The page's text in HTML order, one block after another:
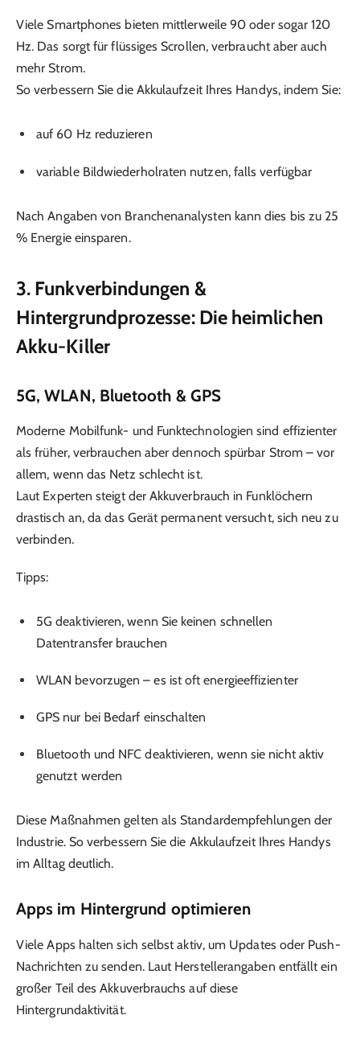
Viele Smartphones bieten mittlerweile 90 oder sogar 120
Hz. Das sorgt für flüssiges Scrollen, verbraucht aber auch
mehr Strom.
So verbessern Sie die Akkulaufzeit Ihres Handys, indem Sie:
auf 60 Hz reduzieren
variable Bildwiederholraten nutzen, falls verfügbar
Nach Angaben von Branchenanalysten kann dies bis zu 25
% Energie einsparen.
3. Funkverbindungen &
Hintergrundprozesse: Die heimlichen
Akku-Killer
5G, WLAN, Bluetooth & GPS
Moderne Mobilfunk- und Funktechnologien sind effizienter
als früher, verbrauchen aber dennoch spürbar Strom – vor
allem, wenn das Netz schlecht ist.
Laut Experten steigt der Akkuverbrauch in Funklöchern
drastisch an, da das Gerät permanent versucht, sich neu zu
verbinden.
Tipps:
5G deaktivieren, wenn Sie keinen schnellen
Datentransfer brauchen
WLAN bevorzugen – es ist oft energieeffizienter
GPS nur bei Bedarf einschalten
Bluetooth und NFC deaktivieren, wenn sie nicht aktiv
genutzt werden
Diese Maßnahmen gelten als Standardempfehlungen der
Industrie. So verbessern Sie die Akkulaufzeit Ihres Handys
im Alltag deutlich.
Apps im Hintergrund optimieren
Viele Apps halten sich selbst aktiv, um Updates oder Push-
Nachrichten zu senden. Laut Herstellerangaben entfällt ein
großer Teil des Akkuverbrauchs auf diese
Hintergrundaktivität.